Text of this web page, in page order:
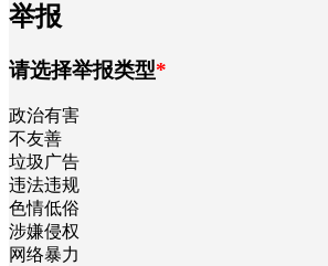
举报
请选择举报类型*
政治有害
不友善
垃圾广告
违法违规
色情低俗
涉嫌侵权
网络暴力